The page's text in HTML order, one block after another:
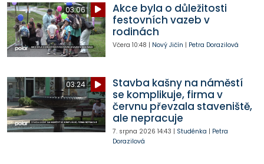
03:06
Akce byla o důležitosti
festovních vazeb v
rodinách
Včera 10:48 | Nový Jičín | Petra Dorazilová
03:24
Stavba kašny na náměstí
se komplikuje, firma v
červnu převzala staveniště,
ale nepracuje
7. srpna 2026 14:43 | Studénka | Petra
Dorazilová